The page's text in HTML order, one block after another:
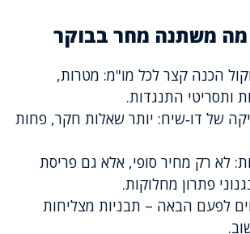
מה משתנה מחר בבוקר
הכנה קצר לכל מו"מ: מטרות,
ותסריטי התנגדות.
של דו‑שיח: יותר שאלות חקר, פחות
לא רק מחיר סופי, אלא גם פריסת
פתרון מחלוקות.
לפעם הבאה – תבניות מצליחות